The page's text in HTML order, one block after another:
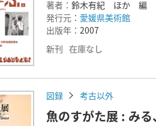
著者： 鈴木有紀 ほか 編
発行元： 愛媛県美術館
出版年： 2007
新刊 在庫なし
図録 考古以外
魚のすがた展 : み